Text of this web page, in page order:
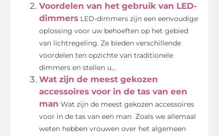
Voordelen van het gebruik van LED-
dimmers LED-dimmers zijn een eenvoudige
oplossing voor uw behoeften op het gebied
van lichtregeling. Ze bieden verschillende
voordelen ten opzichte van traditionele
dimmers en stellen u...
Wat zijn de meest gekozen
accessoires voor in de tas van een
man Wat zijn de meest gekozen accessoires
voor in de tas van een man Zoals we allemaal
weten hebben vrouwen over het algemeen